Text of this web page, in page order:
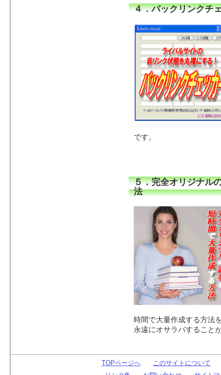
４．バックリンクチ
です。
５．完全オリジナル
法
時間で大量作成する方法
永遠にオサラバすること
TOPページへ
このサイトについて